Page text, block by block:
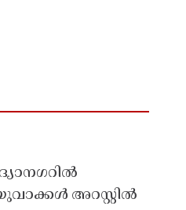
അറസ്റ്റിൽ